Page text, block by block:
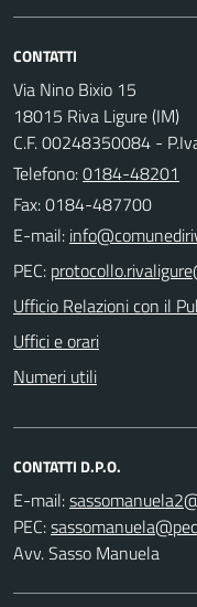
CONTATTI
Via Nino Bixio 15
18015 Riva Ligure (IM)
C.F. 00248350084 -
Telefono:0184-48201
Fax: 0184-487700
E-mail:
PEC:
Ufficio Relazioni con il
Uffici e orari
Numeri utili
CONTATTI D.P.O.
E-mail:
PEC:
Avv. Sasso Manuela